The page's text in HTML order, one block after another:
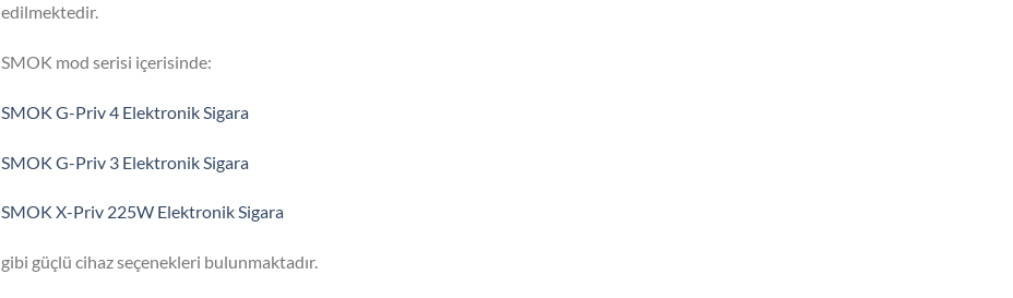
edilmektedir.
SMOK mod serisi içerisinde:
SMOK G-Priv 4 Elektronik Sigara
SMOK G-Priv 3 Elektronik Sigara
SMOK X-Priv 225W Elektronik Sigara
gibi güçlü cihaz seçenekleri bulunmaktadır.